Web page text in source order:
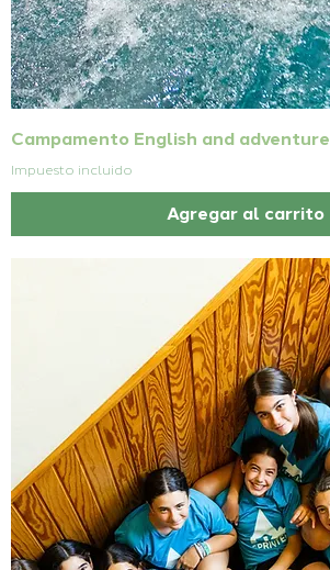
Campamento English and adventure
Impuesto incluido
Agregar al carrito